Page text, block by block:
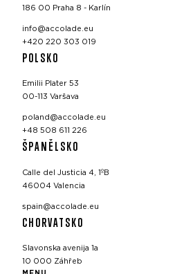
186 00 Praha 8 - Karlín
info@accolade.eu
+420 220 303 019
POLSKO
Emilii Plater 53
00-113 Varšava
poland@accolade.eu
+48 508 611 226
ŠPANĚLSKO
Calle del Justicia 4, 1ºB
46004 Valencia
spain@accolade.eu
CHORVATSKO
Slavonska avenija 1a
10 000 Záhřeb